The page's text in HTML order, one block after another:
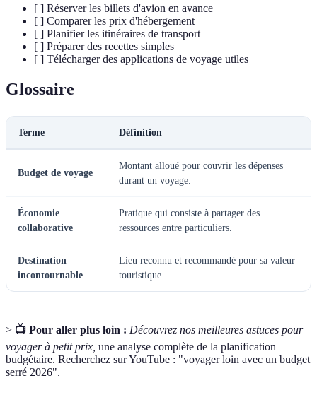
[ ] Réserver les billets d'avion en avance
[ ] Comparer les prix d'hébergement
[ ] Planifier les itinéraires de transport
[ ] Préparer des recettes simples
[ ] Télécharger des applications de voyage utiles
Glossaire
Terme Définition
Budget de voyage
Montant alloué pour couvrir les dépenses
durant un voyage.
Économie
collaborative
Pratique qui consiste à partager des
ressources entre particuliers.
Destination
incontournable
Lieu reconnu et recommandé pour sa valeur
touristique.
> 📺 Pour aller plus loin : Découvrez nos meilleures astuces pour
voyager à petit prix, une analyse complète de la planification
budgétaire. Recherchez sur YouTube : "voyager loin avec un budget
serré 2026".